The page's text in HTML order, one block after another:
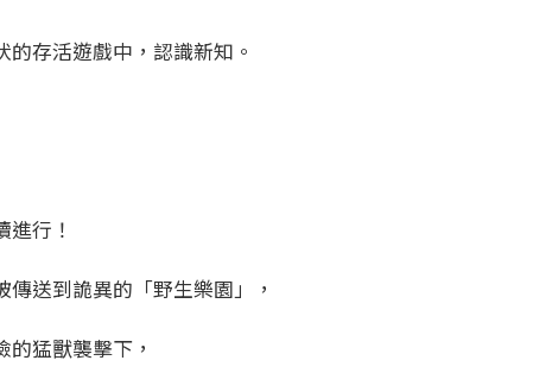
存活遊戲中，認識新知。
行！
傳送到詭異的「野生樂園」，
猛獸襲擊下，